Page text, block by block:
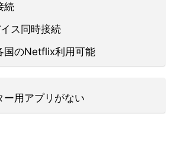
続
ス同時接続
国のNetflix利用可能
ー用アプリがない